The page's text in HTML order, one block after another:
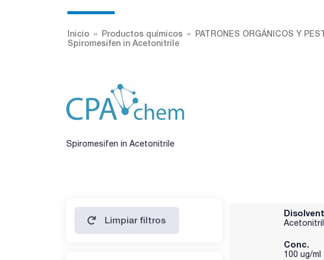
Inicio Productos químicos
PATRONES ORGÁNICOS Y
Spiromesifen in Acetonitrile
Spiromesifen in Acetonitrile
Limpiar filtros
Conc.
100 ug/ml